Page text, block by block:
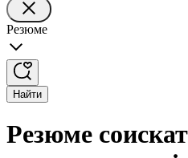
Резюме
Найти
Резюме